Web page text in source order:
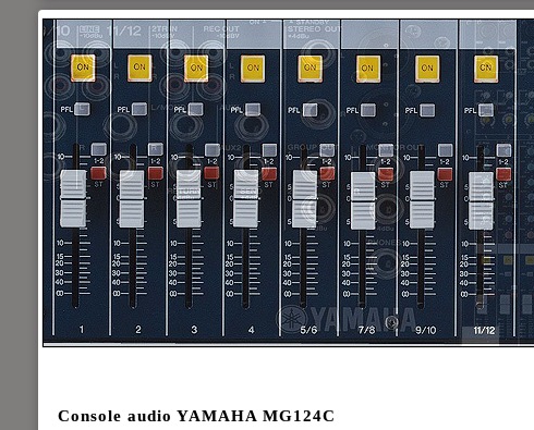
Console audio YAMAHA MG124C